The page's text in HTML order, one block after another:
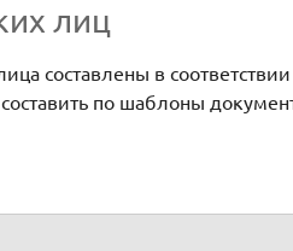
лиц
составлены в
составить по шаблоны